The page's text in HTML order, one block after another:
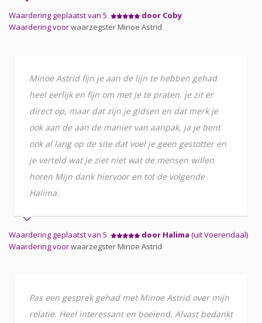
Waardering geplaatst van 5
door Coby
Waardering voorwaarzegster Minoe Astrid
Minoe Astrid fijn je aan de lijn te hebben gehad
heel eerlijk en fijn om met je te praten. je zit er
direct op, maar dat zijn je gidsen en dat merk je
ook aan de aan de manier van aanpak, ja je bent
ook al lang op de site dat voel je geen gestotter en
je verteld wat je ziet niet wat de mensen willen
horen Mijn dank hiervoor en tot de volgende
Halima.
Waardering geplaatst van 5 door Halima (uit Voerendaal)
Waardering voorwaarzegster Minoe Astrid
Pas een gesprek gehad met Minoe Astrid over mijn
relatie. Heel interessant en boeiend. Alvast bedankt